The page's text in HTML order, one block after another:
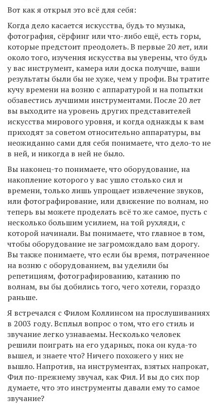
Вот как я открыл это всё для себя:
Когда дело касается искусства, будь то музыка,
фотография, сёрфинг или что-либо ещё, есть горы,
которые предстоит преодолеть. В первые 20 лет, или
около того, изучения искусства вы уверены, что будь
у вас инструмент, камера или доска получше, ваши
результаты были бы не хуже, чем у профи. Вы тратите
кучу времени на возню с аппаратурой и на попытки
обзавестись лучшими инструментами. После 20 лет
вы выходите на уровень других представителей
искусства мирового уровня, и когда однажды к вам
приходят за советом относительно аппаратуры, вы
неожиданно сами для себя понимаете, что дело-то не
в ней, и никогда в ней не было.
Вы наконец-то понимаете, что оборудование, на
накопление которого у вас ушло столько сил и
времени, только лишь упрощает извлечение звуков,
или фотографирование, или движение по волнам, но
теперь вы можете проделать всё то же самое, пусть с
несколько большим усилием, на той рухляди, с
которой начинали. Вы понимаете, что главное в том,
чтобы оборудование не загромождало вам дорогу.
Вы также понимаете, что если бы время, потраченное
на возню с оборудованием, вы уделили бы
репетициям, фотографированию, катанию по
волнам, вы бы добились того, чего хотели, гораздо
раньше.
Я встречался с Филом Коллинсом на прослушиваниях
в 2003 году. Всплыл вопрос о том, что его стиль и
звучание легко узнаваемы. Несколько человек
решили поиграть на его ударных, пока он куда-то
вышел, и знаете что? Ничего похожего у них не
вышло. Напротив, на инструментах, взятых напрокат,
Фил по-прежнему звучал, как Фил. И вы до сих пор
думаете, что это инструменты давали ему то самое
звучание?